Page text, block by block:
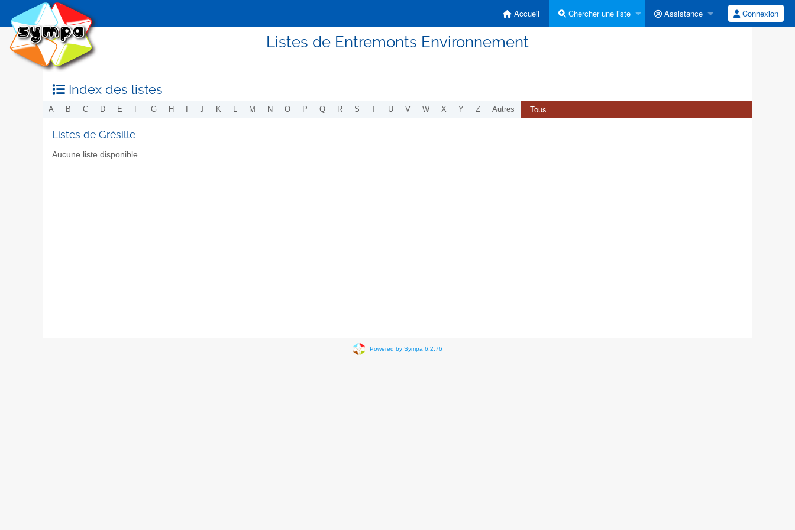
Accueil Chercher une liste Assistance Connexion
Listes de Entremonts Environnement
Index des listes
A B C D E F G H J K L M N O P Q R S T U V W X Y Z Autres Tous
Listes de Grésille
Aucune liste disponible
Powered by Sympa 6.2.76